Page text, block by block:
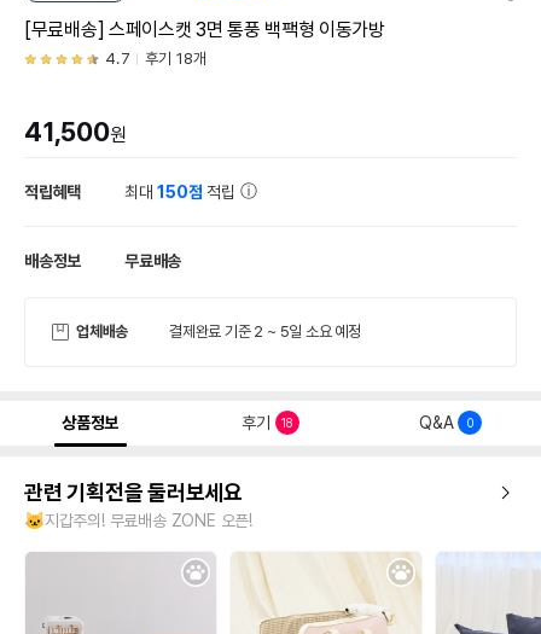
[무료배송] 스페이스캣 3면 통풍 백팩형 이동가방
4.7 후기 18개
41,500원
적립혜택 최대150점 적립
배송정보 무료배송
업체배송 결제완료 기준 2 ~ 5일 소요 예정
상품정보 후기 18 Q&A 0
관련 기획전을 둘러보세요
🐱지갑주의! 무료배송 ZONE 오픈!